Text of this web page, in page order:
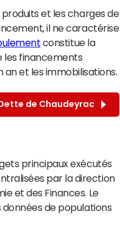
et les charges de
il ne caractérise
constitue la
les financements
et les immobilisations.
Dette de Chaudeyrac
principaux exécutés
par la direction
et des Finances. Le
de populations